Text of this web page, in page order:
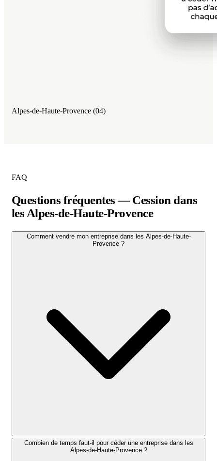
Alpes-de-Haute-Provence (04)
FAQ
Questions fréquentes — Cession dans
les Alpes-de-Haute-Provence
Comment vendre mon entreprise dans les Alpes-de-Haute-
Provence ?
Combien de temps faut-il pour céder une entreprise dans les
Alpes-de-Haute-Provence ?